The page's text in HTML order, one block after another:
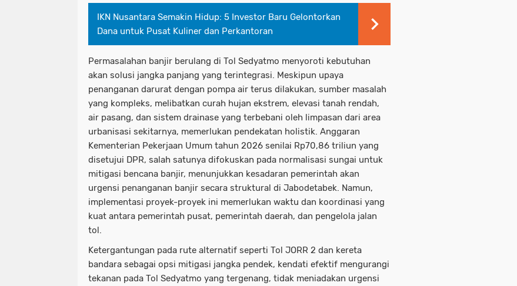
IKN Nusantara Semakin Hidup: 5 Investor Baru Gelontorkan
Dana untuk Pusat Kuliner dan Perkantoran
Permasalahan banjir berulang di Tol Sedyatmo menyoroti kebutuhan
akan solusi jangka panjang yang terintegrasi. Meskipun upaya
penanganan darurat dengan pompa air terus dilakukan, sumber masalah
yang kompleks, melibatkan curah hujan ekstrem, elevasi tanah rendah,
air pasang, dan sistem drainase yang terbebani oleh limpasan dari area
urbanisasi sekitarnya, memerlukan pendekatan holistik. Anggaran
Kementerian Pekerjaan Umum tahun 2026 senilai Rp70,86 triliun yang
disetujui DPR, salah satunya difokuskan pada normalisasi sungai untuk
mitigasi bencana banjir, menunjukkan kesadaran pemerintah akan
urgensi penanganan banjir secara struktural di Jabodetabek. Namun,
implementasi proyek-proyek ini memerlukan waktu dan koordinasi yang
kuat antara pemerintah pusat, pemerintah daerah, dan pengelola jalan
tol.
Ketergantungan pada rute alternatif seperti Tol JORR 2 dan kereta
bandara sebagai opsi mitigasi jangka pendek, kendati efektif mengurangi
tekanan pada Tol Sedyatmo yang tergenang, tidak meniadakan urgensi